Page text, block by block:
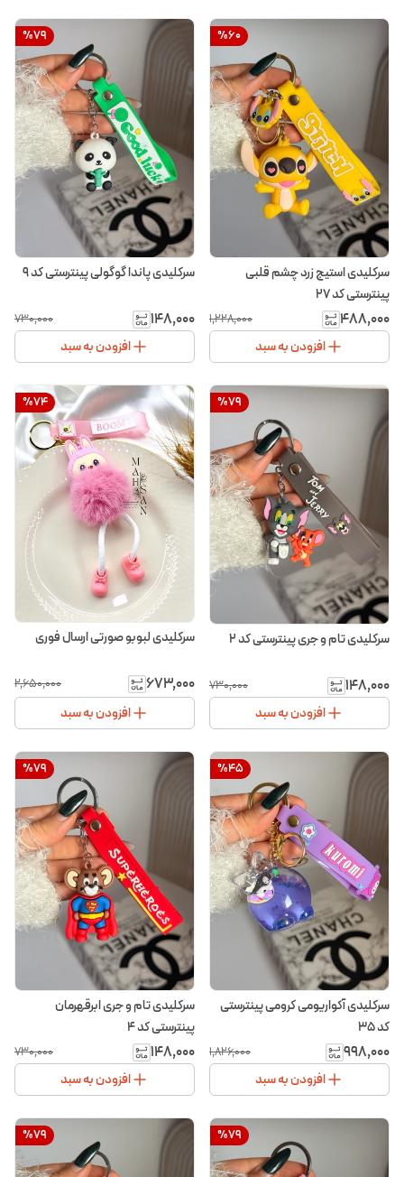
%60
سرکلیدی استیج زرد چشم قلبی
پینترستی کد ۲۷
۴۸۸٬۰۰۰ ۱٬۲۲۸٬۰۰۰
افزودن به سبد
%79
سرکلیدی پاندا گوگولی پینترستی کد ۹
۱۴۸٬۰۰۰ ۷۳۰٬۰۰۰
افزودن به سبد
%79
سرکلیدی تام و جری پینترستی کد ۲
۱۴۸٬۰۰۰ ۷۳۰٬۰۰۰
افزودن به سبد
%74
سرکلیدی لبوبو صورتی ارسال فوری
۶۷۳٬۰۰۰ ۲٬۶۵۰٬۰۰۰
افزودن به سبد
%45
سرکلیدی آکواریومی کرومی پینترستی
کد ۳۵
۹۹۸٬۰۰۰ ۱٬۸۲۶٬۰۰۰
افزودن به سبد
%79
سرکلیدی تام و جری ابرقهرمان
پینترستی کد ۴
۱۴۸٬۰۰۰ ۷۳۰٬۰۰۰
افزودن به سبد
%79
%79